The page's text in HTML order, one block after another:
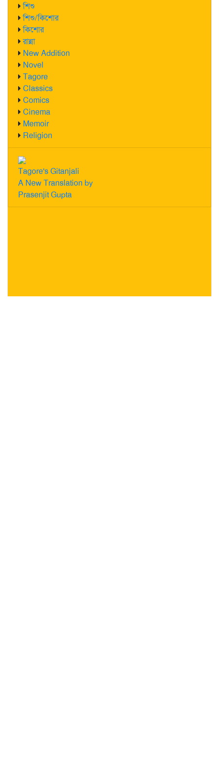
শিশু
শিশু/কিশোর
কিশোর
রান্না
New Addition
Novel
Tagore
Classics
Comics
Cinema
Memoir
Religion
Tagore's Gitanjali
A New Translation by
Prasenjit Gupta